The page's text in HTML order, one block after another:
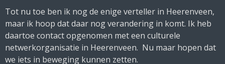
Tot nu toe ben ik nog de enige verteller in Heerenveen,
maar ik hoop dat daar nog verandering in komt. Ik heb
daartoe contact opgenomen met een culturele
netwerkorganisatie in Heerenveen. Nu maar hopen dat
we iets in beweging kunnen zetten.